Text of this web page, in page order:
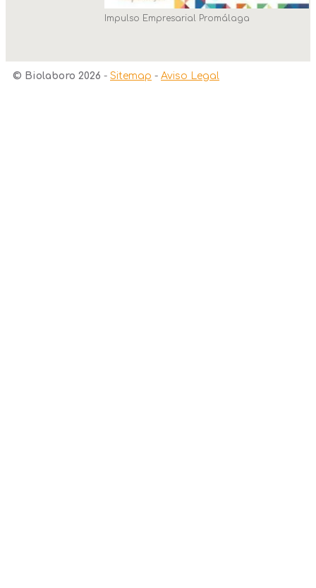
Impulso Empresarial Promálaga
© Biolaboro 2026 - Sitemap - Aviso Legal